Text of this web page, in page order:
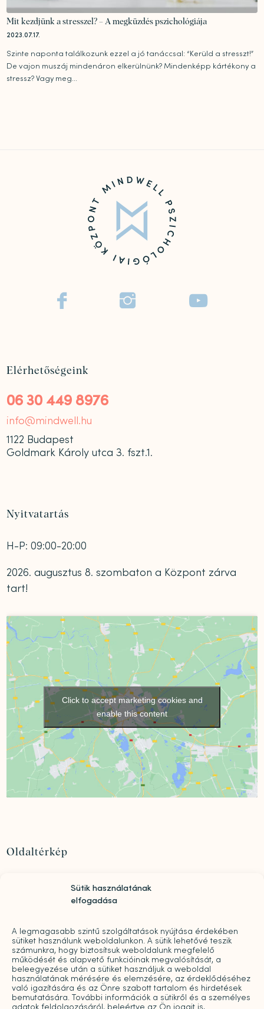
Sütik használatának
elfogadása
A legmagasabb szintű szolgáltatások nyújtása érdekében
sütiket használunk weboldalunkon. A sütik lehetővé teszik
számunkra, hogy biztosítsuk weboldalunk megfelelő
működését és alapvető funkcióinak megvalósítását, a
beleegyezése után a sütiket használjuk a weboldal
használatának mérésére és elemzésére, az érdeklődéséhez
való igazítására és az Önre szabott tartalom és hirdetések
bemutatására. További információk a sütikről és a személyes
Mit kezdjünk a stresszel? – A megküzdés pszichológiája
2023.07.17.
Szinte naponta találkozunk ezzel a jó tanáccsal: “Kerüld a stresszt!”
De vajon muszáj mindenáron elkerülnünk? Mindenképp kártékony a
stressz? Vagy meg...
  
Elérhetőségeink
06 30 449 8976
info@mindwell.hu
1122 Budapest
Goldmark Károly utca 3. fszt.1.
Nyitvatartás
H-P: 09:00-20:00
2026. augusztus 8. szombaton a Központ zárva
tart!
Click to accept marketing cookies and
enable this content
Oldaltérkép
Szolgáltatások
díjazására
Sajtó
Pro bono
Árak
Kapcsolat